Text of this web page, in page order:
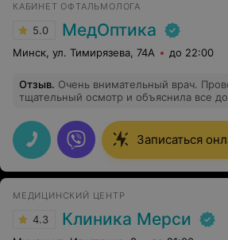
КАБИНЕТ ОФТАЛЬМОЛОГА
5.0 МедОптика
Минск, ул. Тимирязева, 74А до 22:00
Отзыв. Очень внимательный врач.
тщательный осмотр и объяснила все
Записаться
МЕДИЦИНСКИЙ ЦЕНТР
4.3 Клиника Мерси